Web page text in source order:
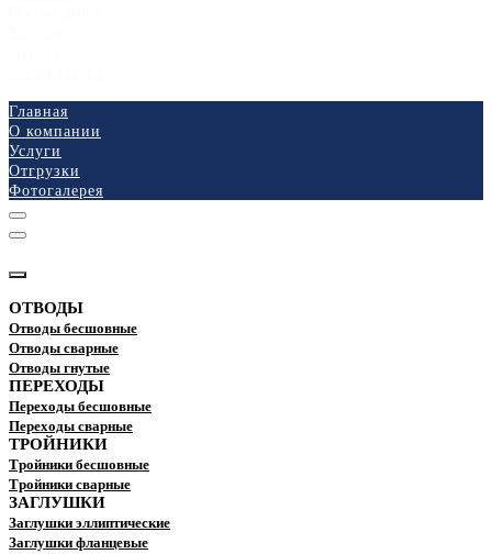
Главная
О компании
Услуги
Отгрузки
Фотогалерея
ОТВОДЫ
Отводы бесшовные
Отводы сварные
Отводы гнутые
ПЕРЕХОДЫ
Переходы бесшовные
Переходы сварные
ТРОЙНИКИ
Тройники бесшовные
Тройники сварные
ЗАГЛУШКИ
Заглушки эллиптические
Заглушки фланцевые